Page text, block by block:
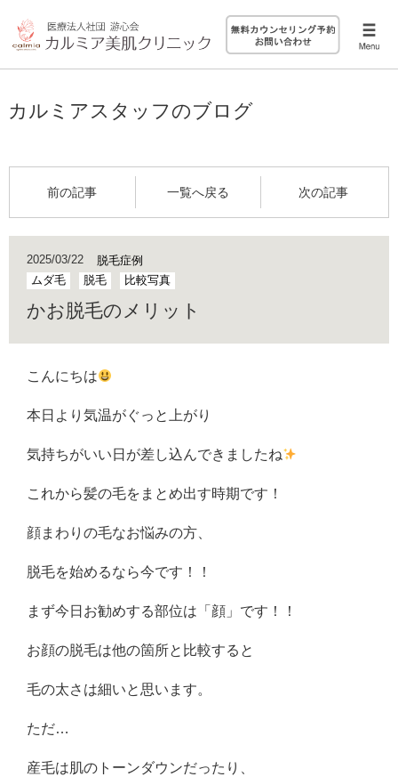
カルミアスタッフのブログ
前の記事 一覧へ戻る 次の記事
2025/03/22
脱毛症例
ムダ毛
脱毛 比較写真
かお脱毛のメリット
こんにちは
本日より気温がぐっと上がり
気持ちがいい日が差し込んできましたね
これから髪の毛をまとめ出す時期です！
顔まわりの毛なお悩みの方、
脱毛を始めるなら今です！！
まず今日お勧めする部位は「顔」です！！
お顔の脱毛は他の箇所と比較すると
毛の太さは細いと思います。
ただ…
産毛は肌のトーンダウンだったり、